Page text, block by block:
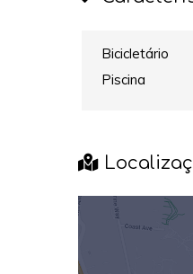
Bicicletário
Piscina